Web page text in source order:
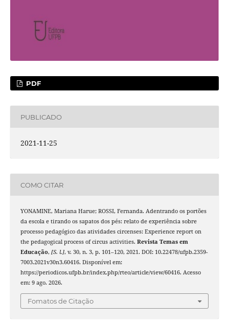
PDF
PUBLICADO
2021-11-25
COMO CITAR
YONAMINE, Mariana Harue; ROSSI, Fernanda. Adentrando os portões
da escola e tirando os sapatos dos pés: relato de experiência sobre
processo pedagógico das atividades circenses: Experience report on
the pedagogical process of circus activities. Revista Temas em
Educação, [S. l.], v. 30, n. 3, p. 101–120, 2021. DOI: 10.22478/ufpb.2359-
7003.2021v30n3.60416. Disponível em:
https://periodicos.ufpb.br/index.php/rteo/article/view/60416. Acesso
em: 9 ago. 2026.
Fomatos de Citação